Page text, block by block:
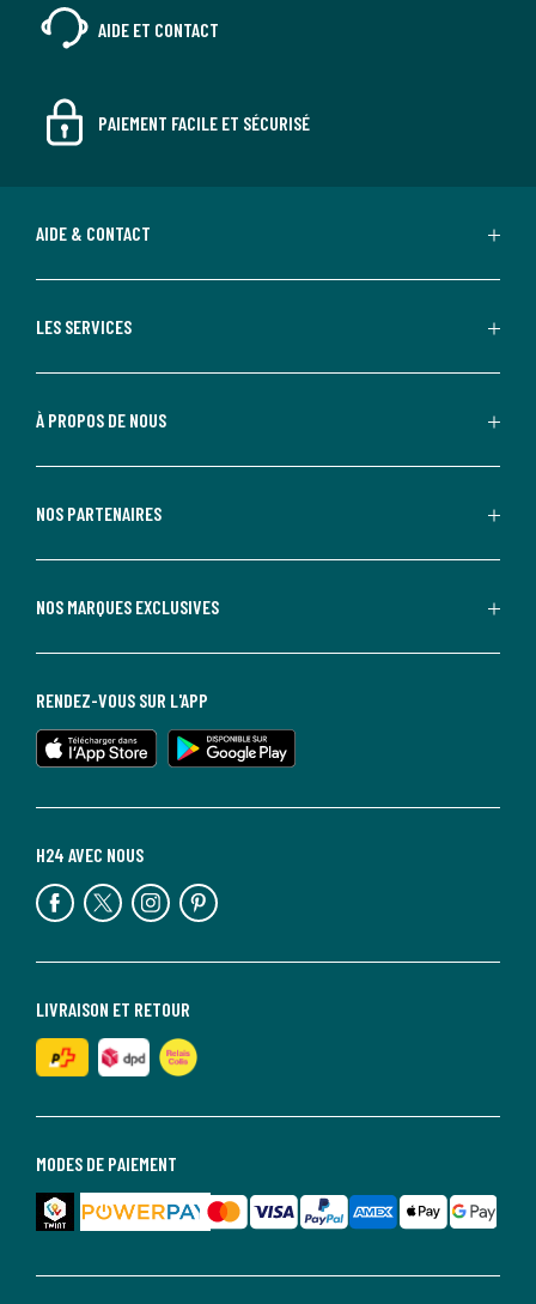
AIDE ET CONTACT
PAIEMENT FACILE ET SÉCURISÉ
AIDE & CONTACT
LES SERVICES
À PROPOS DE NOUS
NOS PARTENAIRES
NOS MARQUES EXCLUSIVES
MODES DE PAIEMENT
LIVRAISON ET RETOUR
H24 AVEC NOUS
RENDEZ-VOUS SUR L'APP